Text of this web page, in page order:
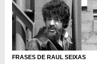
FRASES DE RAUL SEIXAS